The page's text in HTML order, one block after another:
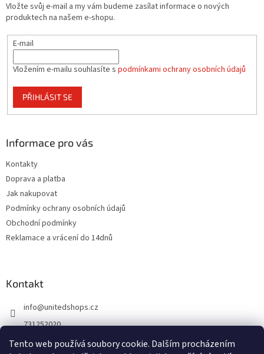
Tento web používá soubory cookie. Dalším procházením
p
v
v
s
Vložte svůj e-mail a my vám budeme zasílat informace o nových
produktech na našem e-shopu.
E-mail
Vložením e-mailu souhlasíte s podmínkami ochrany osobních údajů
PŘIHLÁSIT SE
Informace pro vás
Kontakty
Doprava a platba
Jak nakupovat
Podmínky ochrany osobních údajů
Obchodní podmínky
Reklamace a vrácení do 14dnů
Kontakt
info@unitedshops.cz
731252020
https://www.fb.com/UnitedShops